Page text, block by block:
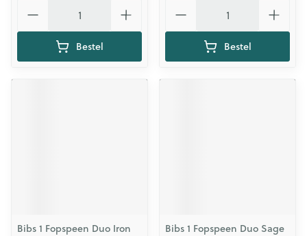
Bestel Bestel
Bibs 1 Fopspeen Duo Iron
Bibs 1 Fopspeen Duo Sage